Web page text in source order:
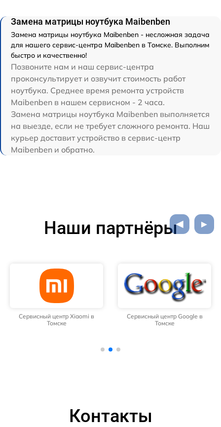
Замена матрицы ноутбука Maibenben
Замена матрицы ноутбука Maibenben - несложная задача
для нашего сервис-центра Maibenben в Томске. Выполним
быстро и качественно!
Позвоните нам и наш сервис-центра
проконсультирует и озвучит стоимость работ
ноутбука. Среднее время ремонта устройств
Maibenben в нашем сервисном - 2 часа.
Замена матрицы ноутбука Maibenben выполняется
на выезде, если не требует сложного ремонта. Наш
курьер доставит устройство в сервис-центр
Maibenben и обратно.
Наши партнёры
Сервисный центр Xiaomi в
Томске
Сервисный центр Google в
Томске
Контакты